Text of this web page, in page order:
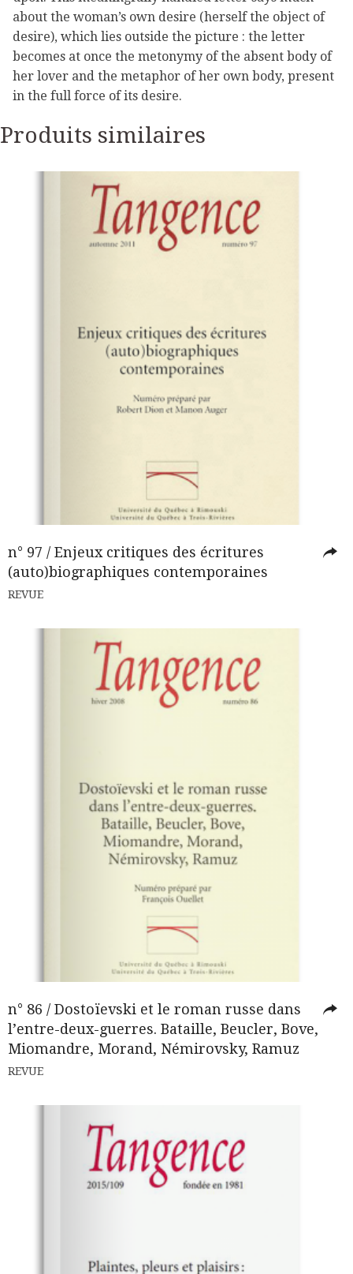
about the woman’s own desire (herself the object of
desire), which lies outside the picture : the letter
becomes at once the metonymy of the absent body of
her lover and the metaphor of her own body, present
in the full force of its desire.
Produits similaires
n° 97 / Enjeux critiques des écritures
(auto)biographiques contemporaines
REVUE
n° 86 / Dostoïevski et le roman russe dans
l’entre-deux-guerres. Bataille, Beucler, Bove,
Miomandre, Morand, Némirovsky, Ramuz
REVUE